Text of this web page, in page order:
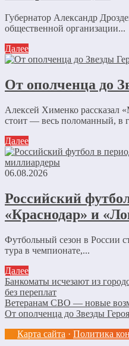
Губернатор Александр
общественной организации...
Далее
От ополченца до
Алексей Хименко
стоит — весь поломанный, в
Далее
06.08.2026
Российский
«Краснодар» и
Футбольный сезон в России
тура в чемпионате,...
Далее
Банкоматы исчезают из
без переплат
Ветеранам СВО — новые
От ополченца до Звезды Героя
Карта сайта · Политика